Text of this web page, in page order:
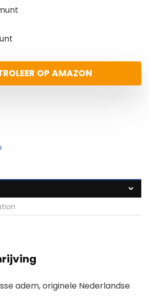
OP AMAZON
adem, originele Nederlandse